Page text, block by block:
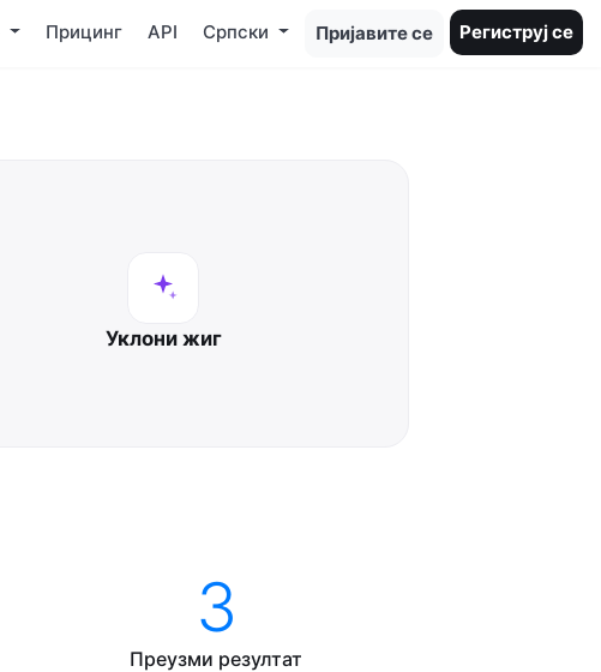
Прицинг API Српски Пријавите се Региструј се
Уклони жиг
3
Преузми резултат